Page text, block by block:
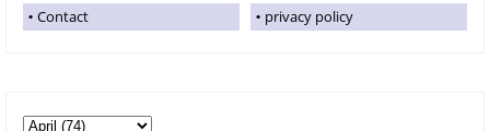
Contact privacy policy